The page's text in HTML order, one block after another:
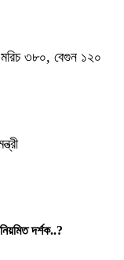
মরিচ ৩৮০, বেগুন ১২০
দর্শক..?